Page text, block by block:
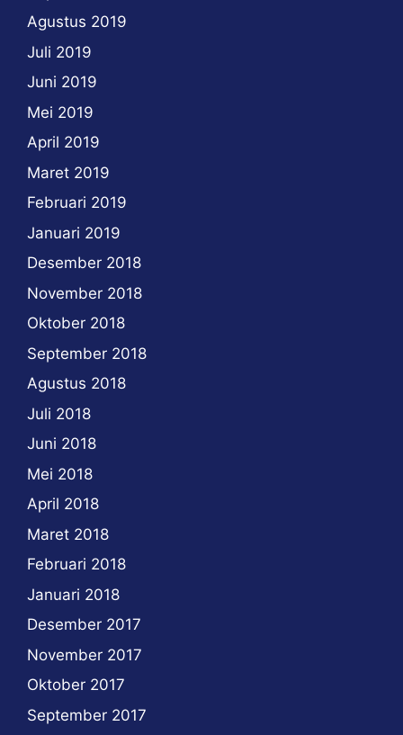
Agustus 2019
Juli 2019
Juni 2019
Mei 2019
April 2019
Maret 2019
Februari 2019
Januari 2019
Desember 2018
November 2018
Oktober 2018
September 2018
Agustus 2018
Juli 2018
Juni 2018
Mei 2018
April 2018
Maret 2018
Februari 2018
Januari 2018
Desember 2017
November 2017
Oktober 2017
September 2017